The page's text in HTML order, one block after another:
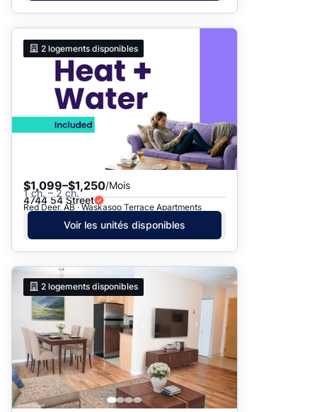
2 logements disponibles
$1,099–$1,250/Mois
1 ch. – 2 ch.
4744 54 Street
Red Deer, AB · Waskasoo Terrace Apartments
Voir les unités disponibles
2 logements disponibles